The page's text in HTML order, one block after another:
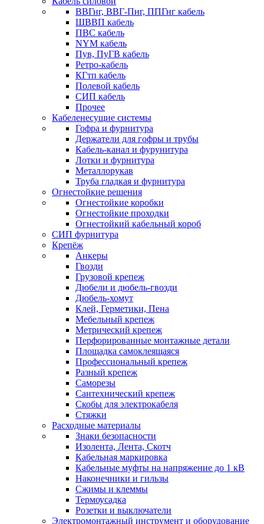
ВВГнг, ВВГ-Пнг, ППГнг кабель
ШВВП кабель
ПВС кабель
NYM кабель
Пув, ПуГВ кабель
Ретро-кабель
КГтп кабель
Полевой кабель
СИП кабель
Прочее
Кабеленесущие системы
Гофра и фурнитура
Держатели для гофры и трубы
Кабель-канал и фурунитура
Лотки и фурнитура
Металлорукав
Труба гладкая и фурнитура
Огнестойкие решения
Огнестойкие коробки
Огнестойкие проходки
Огнестойкий кабельный короб
СИП фурнитура
Крепёж
Анкеры
Гвозди
Грузовой крепеж
Дюбели и дюбель-гвозди
Дюбель-хомут
Клей, Герметики, Пена
Мебельный крепеж
Метрический крепеж
Перфорированные монтажные детали
Площадка самоклеящаяся
Профессиональный крепеж
Разный крепеж
Саморезы
Сантехнический крепеж
Скобы для электрокабеля
Стяжки
Расходные материалы
Знаки безопасности
Изолента, Лента, Скотч
Кабельная маркировка
Кабельные муфты на напряжение до 1 кВ
Наконечники и гильзы
Сжимы и клеммы
Термоусадка
Розетки и выключатели
Электромонтажный инструмент и оборудование